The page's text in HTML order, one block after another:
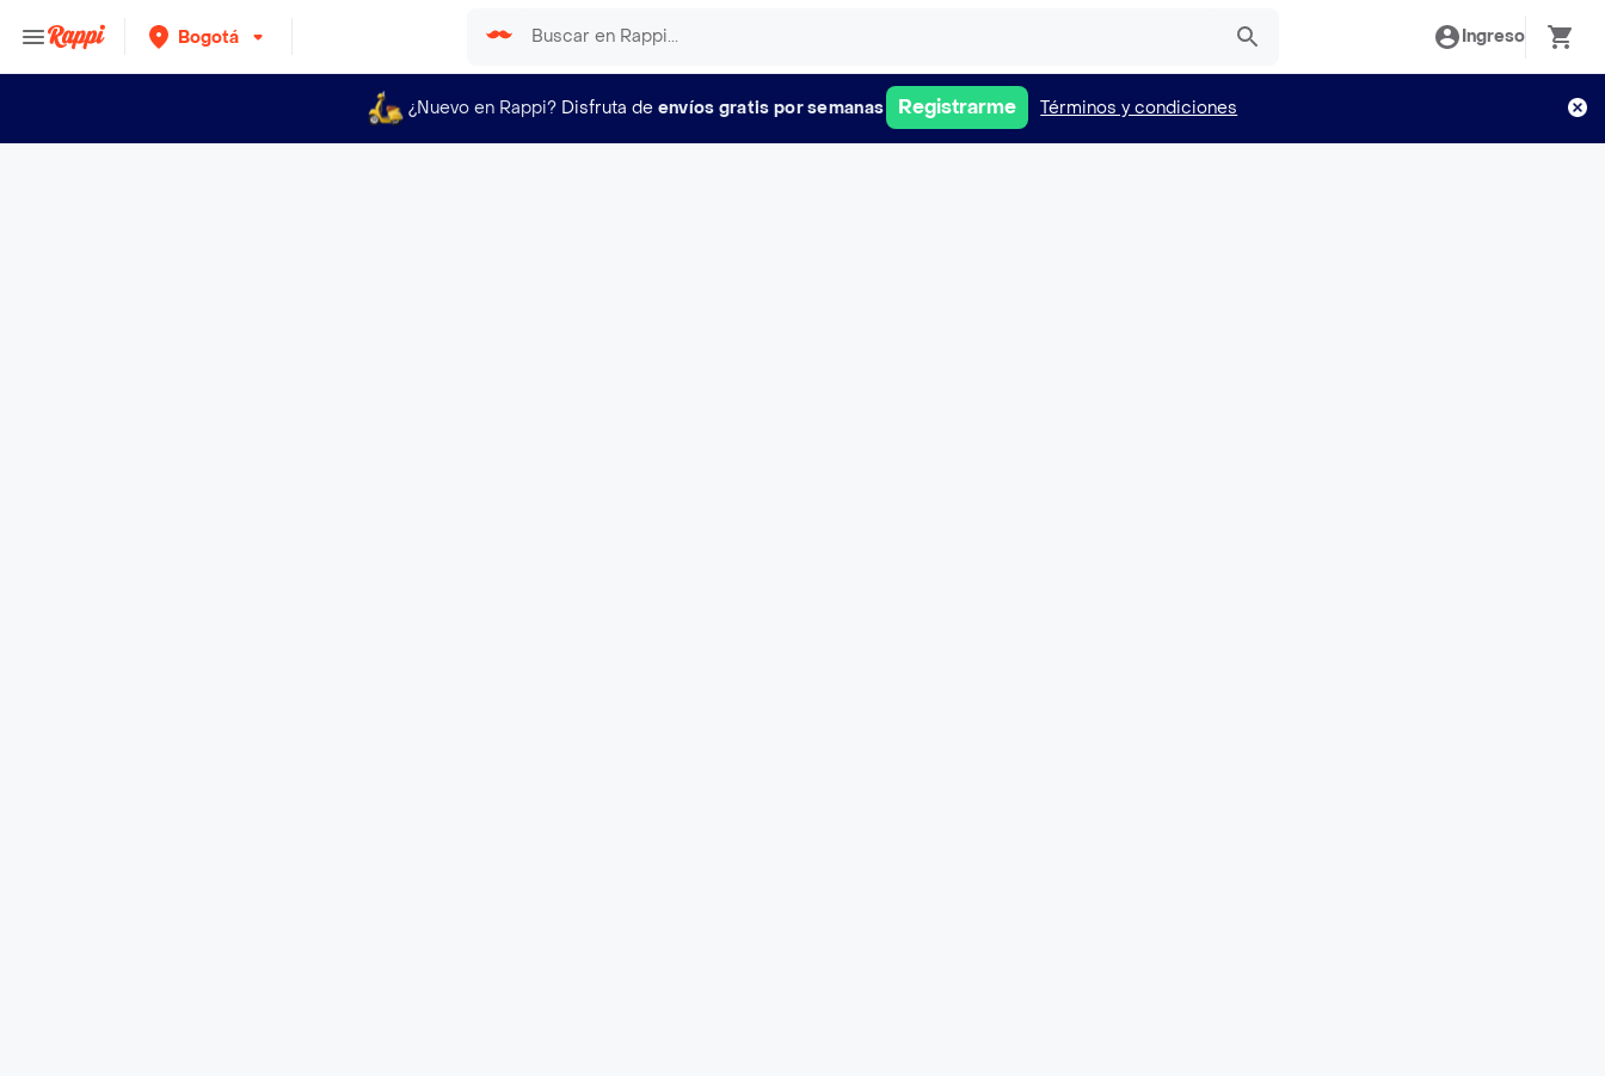
Bogotá Ingreso
¿Nuevo en Rappi? Disfruta de envíos gratis por semanas Registrarme Términos y condiciones